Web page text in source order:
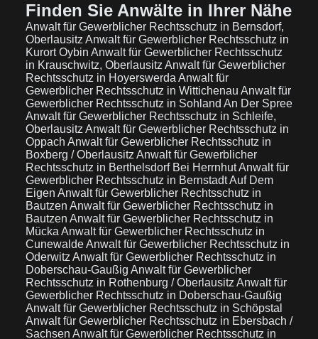
Finden Sie Anwälte in Ihrer Nähe
Anwalt für Gewerblicher Rechtsschutz in Bernsdorf,
Oberlausitz Anwalt für Gewerblicher Rechtsschutz in
Kurort Oybin Anwalt für Gewerblicher Rechtsschutz
in Krauschwitz, Oberlausitz Anwalt für Gewerblicher
Rechtsschutz in Hoyerswerda Anwalt für
Gewerblicher Rechtsschutz in Wittichenau Anwalt für
Gewerblicher Rechtsschutz in Sohland An Der Spree
Anwalt für Gewerblicher Rechtsschutz in Schleife,
Oberlausitz Anwalt für Gewerblicher Rechtsschutz in
Oppach Anwalt für Gewerblicher Rechtsschutz in
Boxberg / Oberlausitz Anwalt für Gewerblicher
Rechtsschutz in Berthelsdorf Bei HerrnhutAnwalt für
Gewerblicher Rechtsschutz in Bernstadt Auf Dem
Eigen Anwalt für Gewerblicher Rechtsschutz in
Bautzen Anwalt für Gewerblicher Rechtsschutz in
Bautzen Anwalt für Gewerblicher Rechtsschutz in
Mücka Anwalt für Gewerblicher Rechtsschutz in
CunewaldeAnwalt für Gewerblicher Rechtsschutz in
Oderwitz Anwalt für Gewerblicher Rechtsschutz in
Doberschau-Gaußig Anwalt für Gewerblicher
Rechtsschutz in Rothenburg / Oberlausitz Anwalt für
Gewerblicher Rechtsschutz in Doberschau-Gaußig
Anwalt für Gewerblicher Rechtsschutz in Schöpstal
Anwalt für Gewerblicher Rechtsschutz in Ebersbach /
Sachsen Anwalt für Gewerblicher Rechtsschutz in